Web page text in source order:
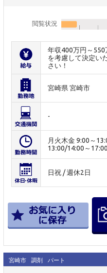
閲覧状況
年収400万円～550
を考慮して決定い
さい！
宮崎県 宮崎市
-
月火木金 9:00～
13:00/14:00～17:00
日祝 / 週休2日
宮崎市 調剤 パート